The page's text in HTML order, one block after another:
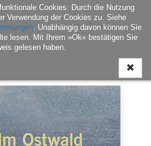
Cookies. Durch die Nutzung
Verwendung der Cookies zu. Siehe
. Unabhängig davon können Sie
lesen. Mit Ihrem »Ok« bestätigen Sie
gelesen haben.
ein-/